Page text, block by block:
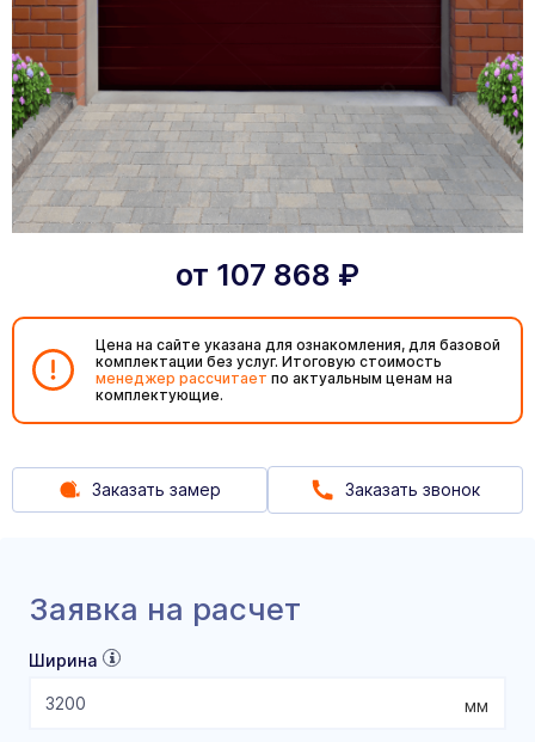
от 107 868 ₽
Цена на сайте указана для ознакомления, для базовой
комплектации без услуг. Итоговую стоимость
менеджер рассчитает по актуальным ценам на
комплектующие.
Заказать замер Заказать звонок
Заявка на расчет
Ширина
мм